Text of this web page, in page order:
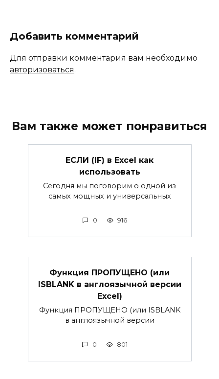
Добавить комментарий
Для отправки комментария вам необходимо
авторизоваться.
Вам также может понравиться
ЕСЛИ (IF) в Excel как
использовать
Сегодня мы поговорим о одной из
самых мощных и универсальных
0 916
Функция ПРОПУЩЕНО (или
ISBLANK в англоязычной версии
Excel)
Функция ПРОПУЩЕНО (или ISBLANK
в англоязычной версии
0 801